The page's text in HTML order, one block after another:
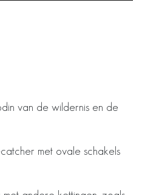
van de wildernis en de
met ovale schakels